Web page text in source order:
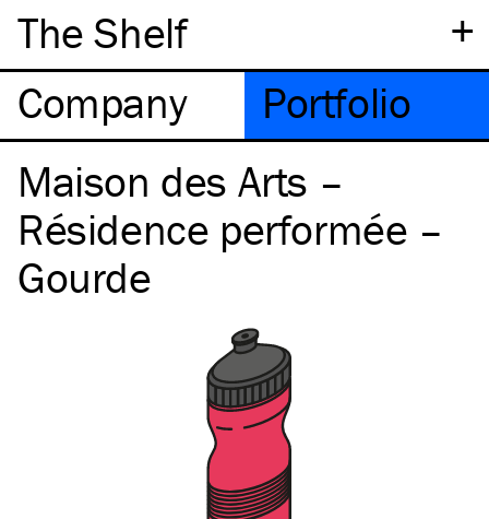
+
The Shelf
Company
Portfolio
Maison des Arts –
Résidence performée –
Gourde